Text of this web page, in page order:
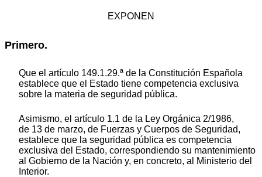
EXPONEN
Primero.
Que el artículo 149.1.29.ª de la Constitución Española
establece que el Estado tiene competencia exclusiva
sobre la materia de seguridad pública.
Asimismo, el artículo 1.1 de la Ley Orgánica 2/1986,
de 13 de marzo, de Fuerzas y Cuerpos de Seguridad,
establece que la seguridad pública es competencia
exclusiva del Estado, correspondiendo su mantenimiento
al Gobierno de la Nación y, en concreto, al Ministerio del
Interior.